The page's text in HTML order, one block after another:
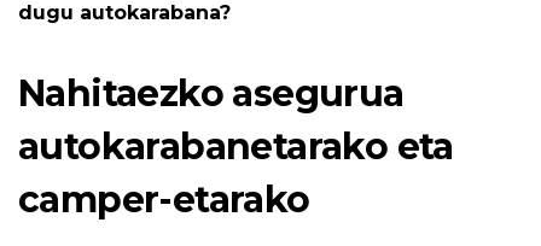
dugu autokarabana?
Nahitaezko asegurua
autokarabanetarako eta
camper-etarako